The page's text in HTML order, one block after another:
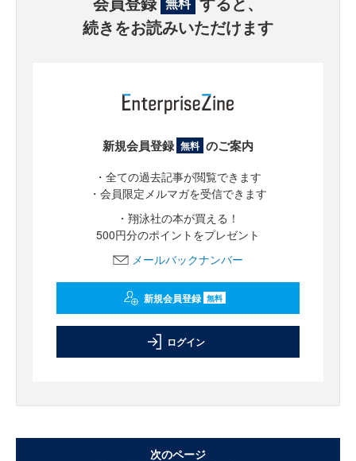
続きをお読みいただけます
新規会員登録 無料 のご案内
・全ての過去記事が閲覧できます
・会員限定メルマガを受信できます
・翔泳社の本が買える！
500円分のポイントをプレゼント
メールバックナンバー
新規会員登録 無料
ログイン
次のページ